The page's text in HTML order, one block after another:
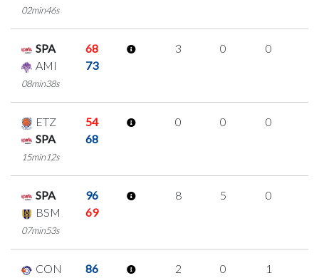
02min46s
SPA
68
AMI
73
08min38s
3 0 0
ETZ
54
SPA
68
15min12s
0 0 0
SPA
96
BSM
69
07min53s
8 5 0
CON
86
2 0 1